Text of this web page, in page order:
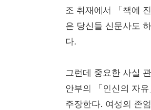
조 취재에서 「책에
은 당신들 신문사도
다.
그런데 중요한 사실
안부의 「인신의 자
주장한다. 여성의 존